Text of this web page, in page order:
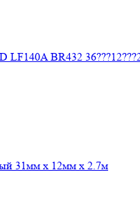
BR432
31мм х 12мм х 2.7м